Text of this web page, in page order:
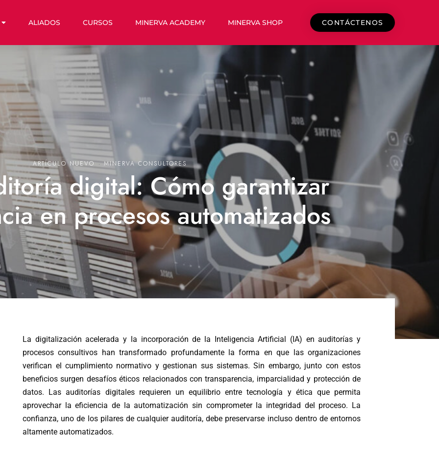
ALIADOS CURSOS MINERVA ACADEMY MINERVA SHOP CONTÁCTENOS
ARTÍCULO NUEVO·MINERVA CONSULTORES
digital: Cómo garantizar
en procesos automatizados
La digitalización acelerada y la incorporación de la Inteligencia Artificial (IA) en auditorías y
procesos consultivos han transformado profundamente la forma en que las organizaciones
verifican el cumplimiento normativo y gestionan sus sistemas. Sin embargo, junto con estos
beneficios surgen desafíos éticos relacionados con transparencia, imparcialidad y protección de
datos. Las auditorías digitales requieren un equilibrio entre tecnología y ética que permita
aprovechar la eficiencia de la automatización sin comprometer la integridad del proceso. La
confianza, uno de los pilares de cualquier auditoría, debe preservarse incluso dentro de entornos
altamente automatizados.